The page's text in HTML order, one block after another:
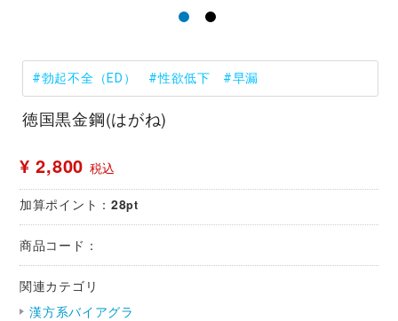
#勃起不全（ED） #性欲低下 #早漏
徳国黒金鋼(はがね)
¥ 2,800 税込
加算ポイント： 28pt
商品コード：
関連カテゴリ
漢方系バイアグラ